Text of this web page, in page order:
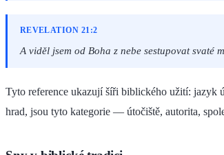
REVELATION 21:2
A viděl jsem od Boha z nebe sestupovat svaté
Tyto reference ukazují šíři biblického užití: jazyk
hrad, jsou tyto kategorie — útočiště, autorita,